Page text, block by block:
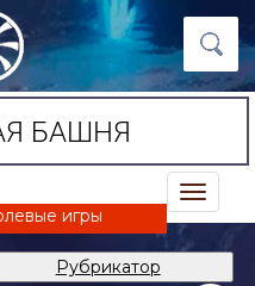
БАШНЯ
trk
игры
Рубрикатор